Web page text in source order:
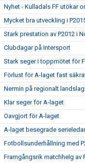
Nyhet - Kulladals FF utökar
Mycket bra utveckling i
Stark prestation av P2012 i
Clubdagar på Intersport
Stark seger i toppmötet för
Förlust för A-laget fast
Nermin på regionalt
Klar seger för A-laget
Oavgjort för A-laget
A-laget besegrade
Fotbollsunderhållning med
Framgångsrik matchhelg av